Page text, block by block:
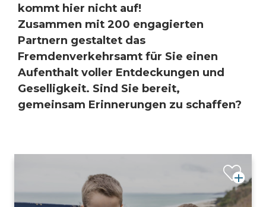
kommt hier nicht auf!
Zusammen mit 200 engagierten
Partnern gestaltet das
Fremdenverkehrsamt für Sie einen
Aufenthalt voller Entdeckungen und
Geselligkeit. Sind Sie bereit,
gemeinsam Erinnerungen zu schaffen?